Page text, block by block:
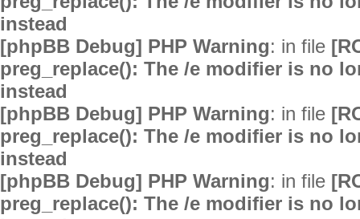
instead
[phpBB Debug] PHP Warning: in file
preg_replace(): The /e modifier is no
instead
[phpBB Debug] PHP Warning: in file
preg_replace(): The /e modifier is no
instead
[phpBB Debug] PHP Warning: in file
preg_replace(): The /e modifier is no